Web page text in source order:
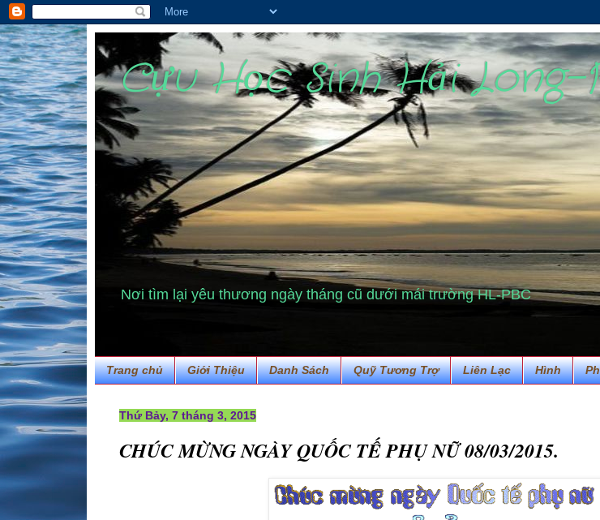
Cựu Học Sinh Hải
Nơi tìm lại yêu thương ngày tháng cũ dưới mái trường HL-PBC
Trang chủ Giới Thiệu Danh Sách Quỹ Tương Trợ Liên Lạc Hình
Thứ Bảy, 7 tháng 3, 2015
CHÚC MỪNG NGÀY QUỐC TẾ PHỤ NỮ 08/03/2015.